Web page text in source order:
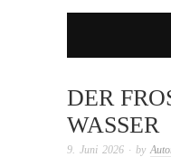
DER
WASSER
9. Juni 2026 · by